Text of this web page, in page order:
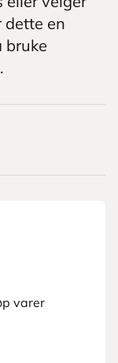
dette en
bruke
varer